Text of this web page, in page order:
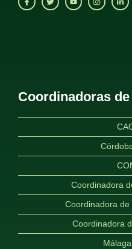
Coordinadoras de
Coordinadora
Coordinadora
Coordinadora